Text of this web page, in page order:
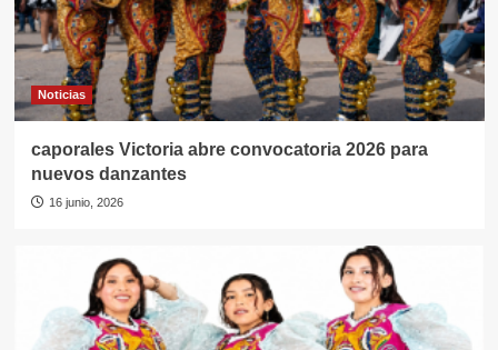
Noticias
caporales Victoria abre convocatoria 2026 para
nuevos danzantes
16 junio, 2026